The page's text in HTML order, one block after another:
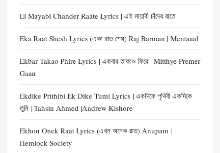
Ei Mayabi Chander Raate Lyrics | এই মায়াবী চাঁদের রাতে
Eka Raat Shesh Lyrics (একা রাত শেষ) Raj Barman | Mentaaal
Ekbar Takao Phire Lyrics | একবার তাকাও ফিরে | Mitthye Premer
Gaan
Ekdike Prithibi Ek Dike Tumi Lyrics | একদিকে পৃথিবী একদিকে
তুমি | Tahsin Ahmed |Andrew Kishore
Ekhon Onek Raat Lyrics (এখন অনেক রাত) Anupam |
Hemlock Society